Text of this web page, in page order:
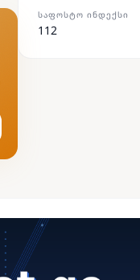
ᲡᲐᲤᲝᲡᲢᲝ ᲘᲜᲓᲔᲥᲡᲘ
112